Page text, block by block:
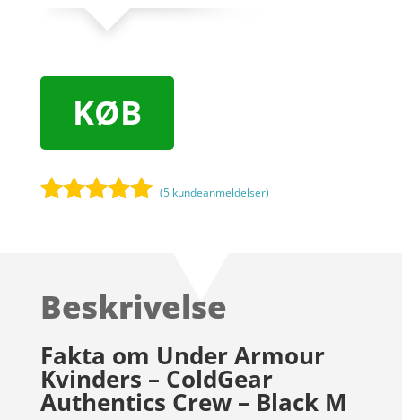
KØB
kundebedøm
(5 kundeanmeldelser)
Beskrivelse
Fakta om Under Armour
Kvinders – ColdGear
Authentics Crew – Black M